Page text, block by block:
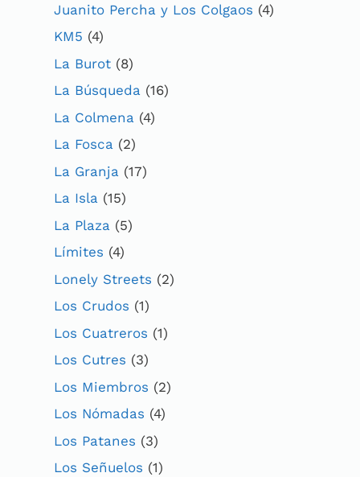
Juanito Percha y Los Colgaos (4)
KM5 (4)
La Burot (8)
La Búsqueda (16)
La Colmena (4)
La Fosca (2)
La Granja (17)
La Isla (15)
La Plaza (5)
Límites (4)
Lonely Streets (2)
Los Crudos (1)
Los Cuatreros (1)
Los Cutres (3)
Los Miembros (2)
Los Nómadas (4)
Los Patanes (3)
Los Señuelos (1)